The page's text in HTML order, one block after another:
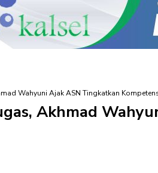
Wahyuni Ajak ASN Tingkatkan
Akhmad